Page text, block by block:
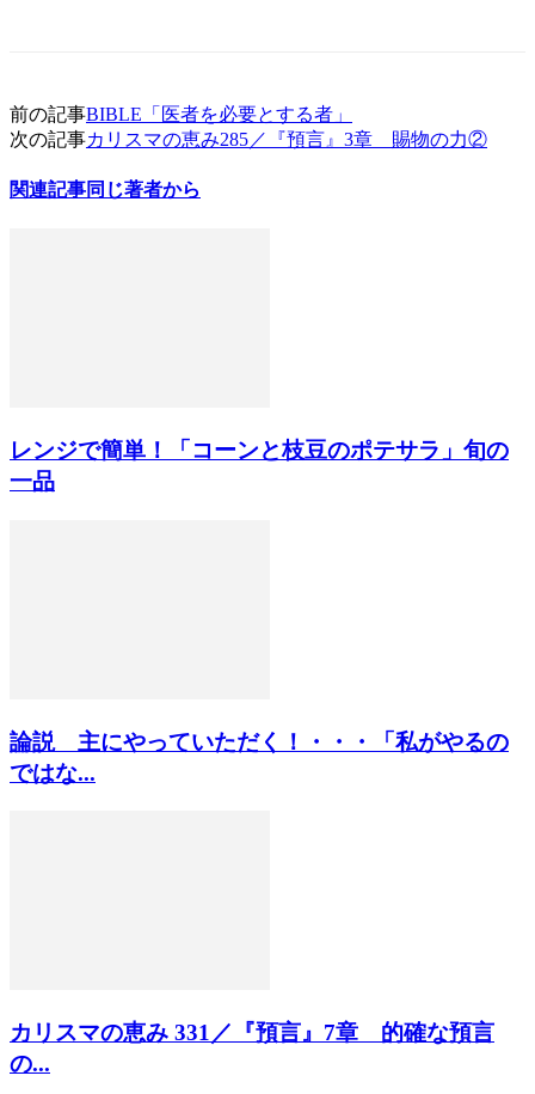
前の記事BIBLE「医者を必要とする者」
次の記事カリスマの恵み285／『預言』3章 賜物の力②
関連記事同じ著者から
レンジで簡単！「コーンと枝豆のポテサラ」旬の
一品
論説 主にやっていただく！・・・「私がやるの
ではな...
カリスマの恵み 331／『預言』7章 的確な預言
の...